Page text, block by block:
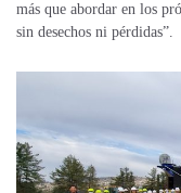
más que abordar en los
sin desechos ni pérdidas”.